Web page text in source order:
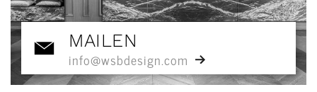
MAILEN
info@wsbdesign.com